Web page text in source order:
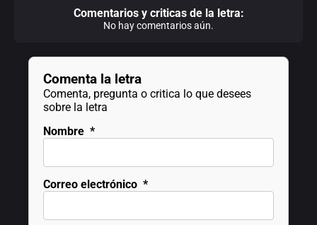
Comentarios y criticas de la letra:
No hay comentarios aún.
Comenta la letra
Comenta, pregunta o critica lo que desees
sobre la letra
Nombre *
Correo electrónico *